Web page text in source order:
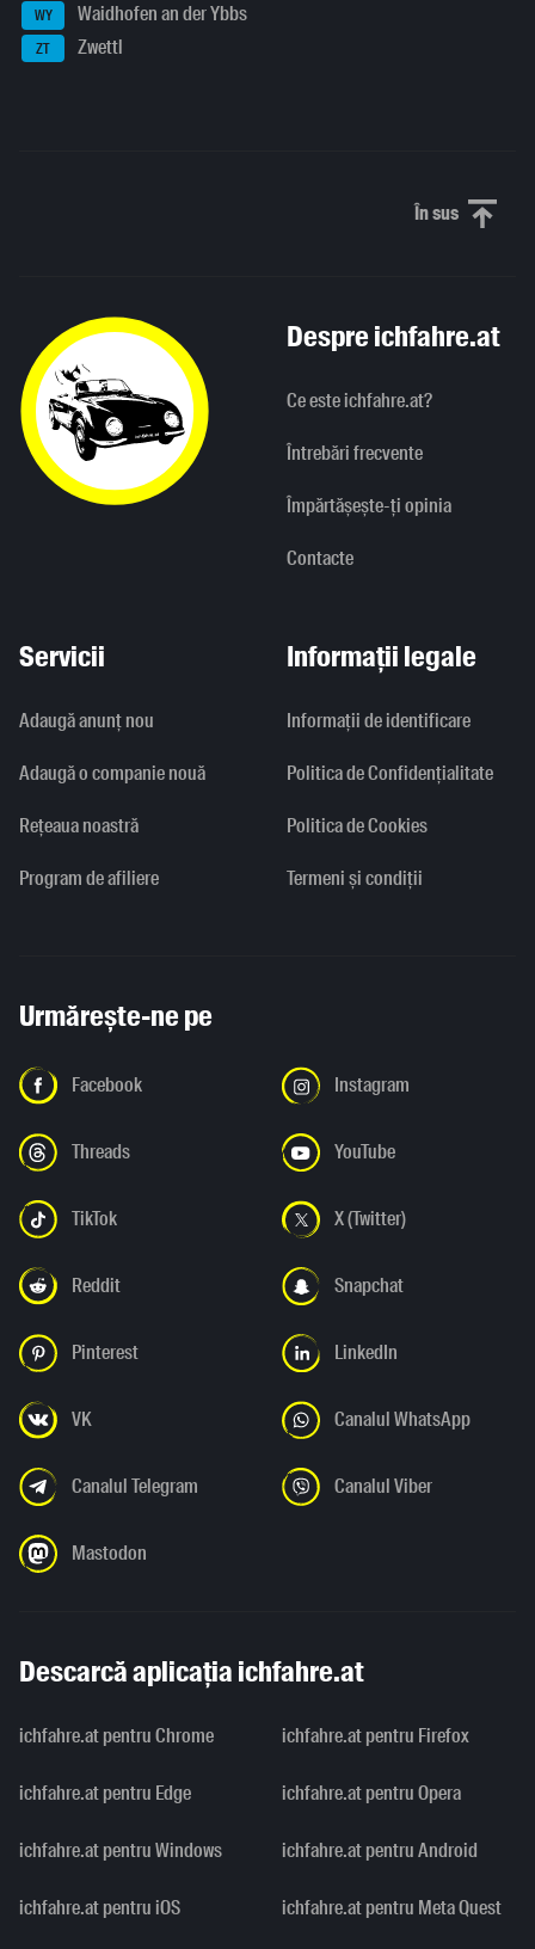
WY Waidhofen an der Ybbs
ZT Zwettl
În susDerulați
Despre ichfahre.at
Ce este ichfahre.at?
Întrebări frecvente
Împărtășește-ți opinia
Contacte
Servicii
Adaugă anunț nou
Adaugă o companie nouă
Rețeaua noastră
Program de afiliere
Informații legale
Informaţii de identificare
Politica de Confidențialitate
Politica de Cookies
Termeni și condiții
Urmărește-ne pe
Facebook Instagram
Threads YouTube
TikTok X (Twitter)
Reddit Snapchat
Pinterest LinkedIn
VK Canalul WhatsApp
Canalul Telegram Canalul Viber
Mastodon
Descarcă aplicația ichfahre.at
ichfahre.at pentru Chrome ichfahre.at pentru Firefox
ichfahre.at pentru Edge ichfahre.at pentru Opera
ichfahre.at pentru Windows ichfahre.at pentru Android
ichfahre.at pentru iOS ichfahre.at pentru Meta Quest